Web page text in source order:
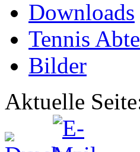
Downloads
Tennis
Bilder
Aktuelle